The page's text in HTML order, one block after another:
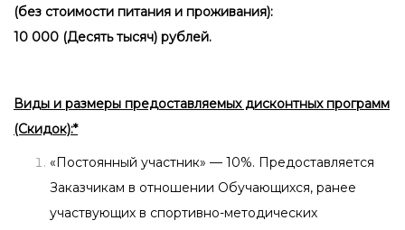
(без стоимости питания и проживания):
10 000 (Десять тысяч) рублей.
Виды и размеры предоставляемых дисконтных программ
(Скидок):*
«Постоянный участник» — 10%. Предоставляется
Заказчикам в отношении Обучающихся, ранее
участвующих в спортивно-методических